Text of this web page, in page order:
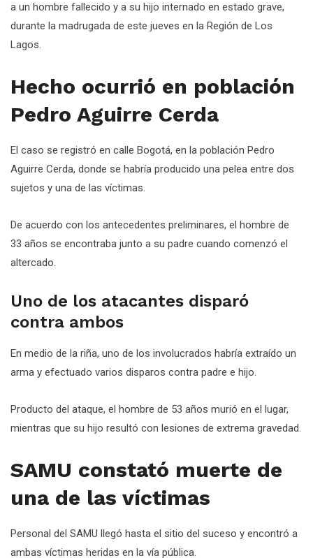
a un hombre fallecido y a su hijo internado en estado grave,
durante la madrugada de este jueves en la Región de Los
Lagos.
Hecho ocurrió en población
Pedro Aguirre Cerda
El caso se registró en calle Bogotá, en la población Pedro
Aguirre Cerda, donde se habría producido una pelea entre dos
sujetos y una de las víctimas.
De acuerdo con los antecedentes preliminares, el hombre de
33 años se encontraba junto a su padre cuando comenzó el
altercado.
Uno de los atacantes disparó
contra ambos
En medio de la riña, uno de los involucrados habría extraído un
arma y efectuado varios disparos contra padre e hijo.
Producto del ataque, el hombre de 53 años murió en el lugar,
mientras que su hijo resultó con lesiones de extrema gravedad.
SAMU constató muerte de
una de las víctimas
Personal del SAMU llegó hasta el sitio del suceso y encontró a
ambas víctimas heridas en la vía pública.